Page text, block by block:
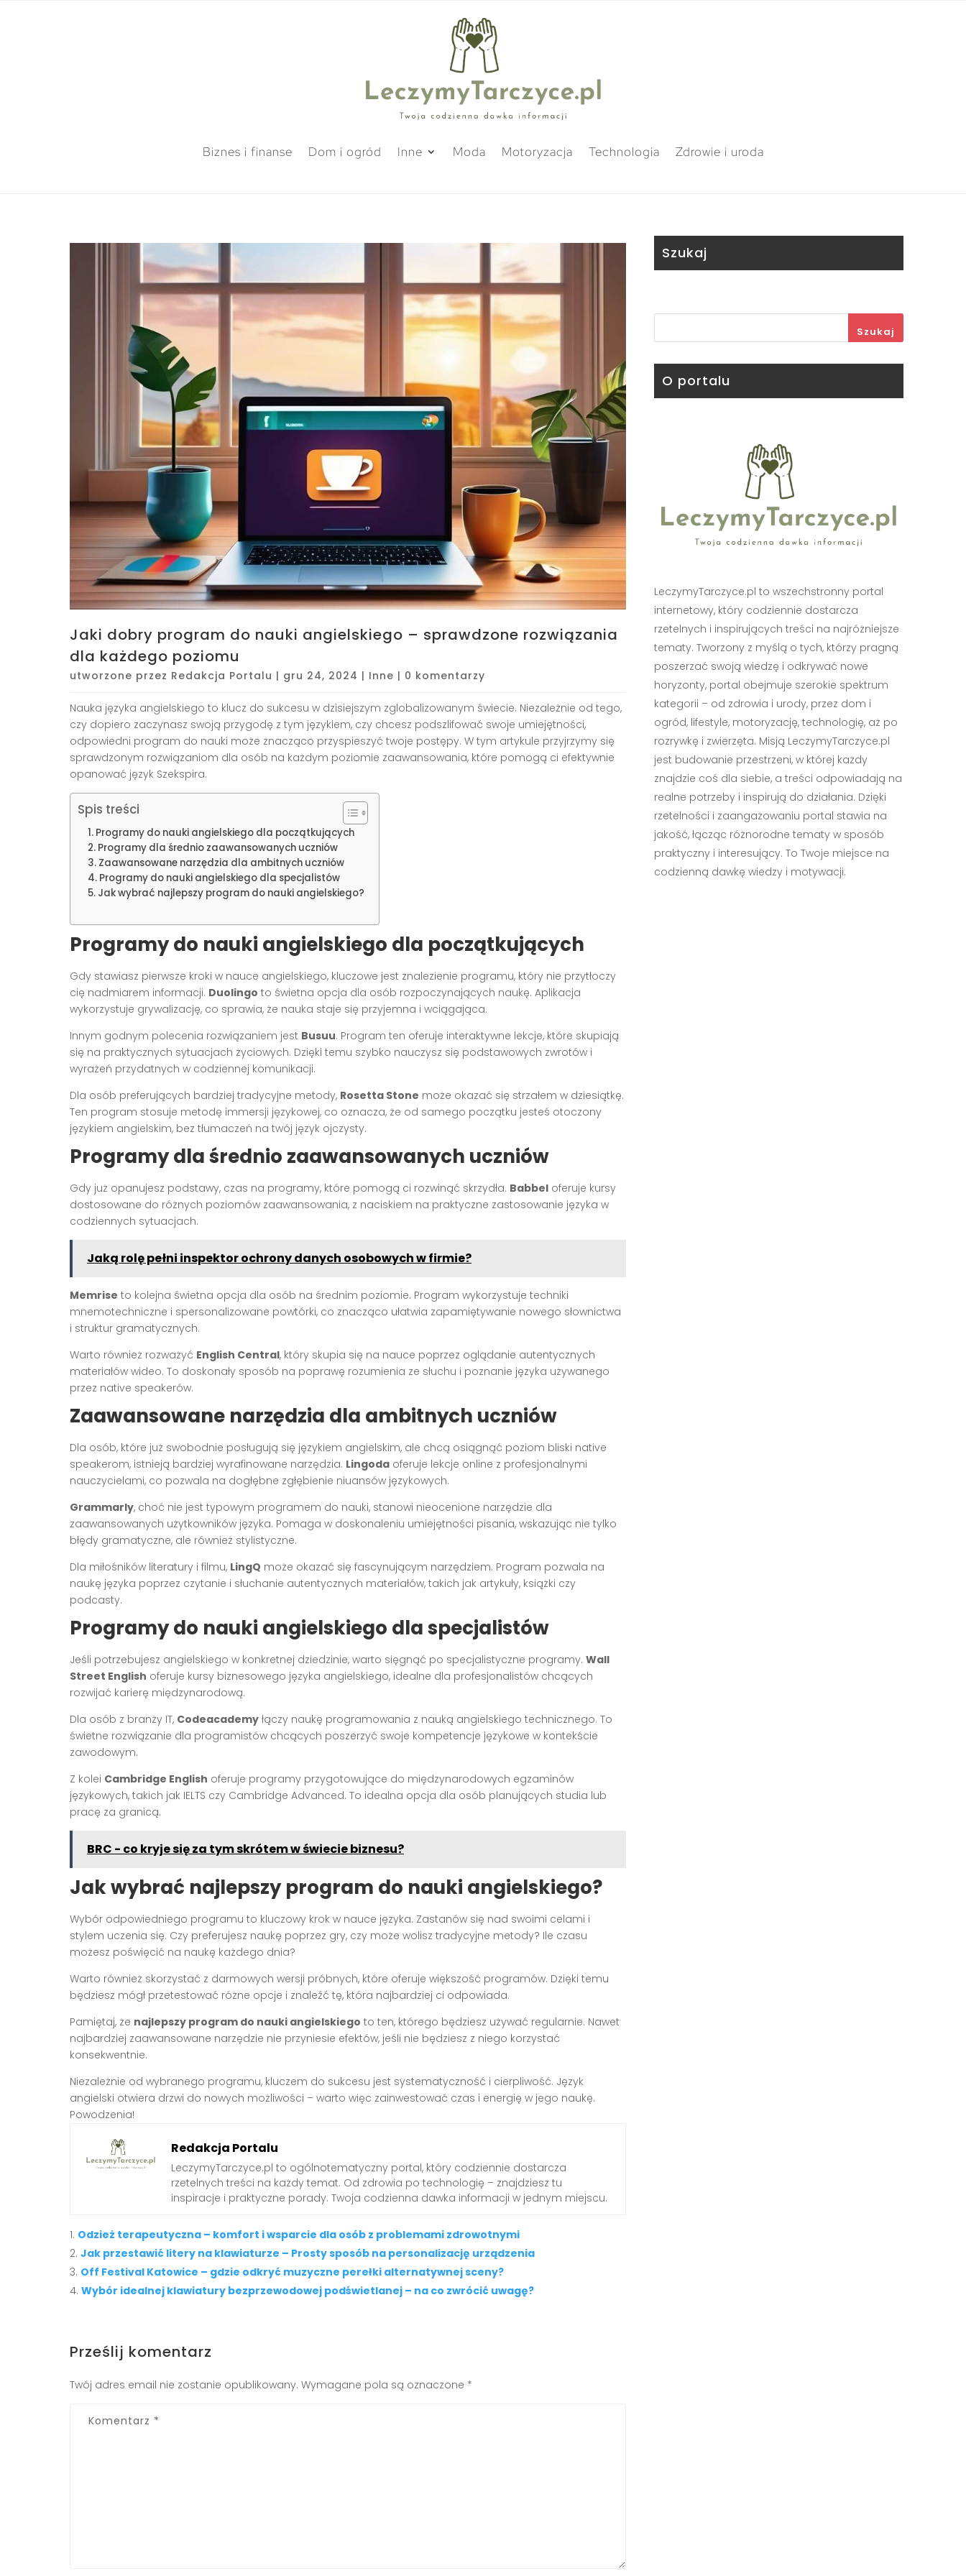
Biznes i finanse Dom i ogród Inne Moda Motoryzacja Technologia Zdrowie i uroda
Jaki dobry program do nauki angielskiego – sprawdzone rozwiązania
dla każdego poziomu
utworzone przez Redakcja Portalu | gru 24, 2024 | Inne | 0 komentarzy
Nauka języka angielskiego to klucz do sukcesu w dzisiejszym zglobalizowanym świecie. Niezależnie od tego,
czy dopiero zaczynasz swoją przygodę z tym językiem, czy chcesz podszlifować swoje umiejętności,
odpowiedni program do nauki może znacząco przyspieszyć twoje postępy. W tym artykule przyjrzymy się
sprawdzonym rozwiązaniom dla osób na każdym poziomie zaawansowania, które pomogą ci efektywnie
opanować język Szekspira.
Spis treści
Programy do nauki angielskiego dla początkujących
Programy dla średnio zaawansowanych uczniów
Zaawansowane narzędzia dla ambitnych uczniów
Programy do nauki angielskiego dla specjalistów
Jak wybrać najlepszy program do nauki angielskiego?
Programy do nauki angielskiego dla początkujących
Gdy stawiasz pierwsze kroki w nauce angielskiego, kluczowe jest znalezienie programu, który nie przytłoczy
cię nadmiarem informacji. Duolingo to świetna opcja dla osób rozpoczynających naukę. Aplikacja
wykorzystuje grywalizację, co sprawia, że nauka staje się przyjemna i wciągająca.
Innym godnym polecenia rozwiązaniem jest Busuu. Program ten oferuje interaktywne lekcje, które skupiają
się na praktycznych sytuacjach życiowych. Dzięki temu szybko nauczysz się podstawowych zwrotów i
wyrażeń przydatnych w codziennej komunikacji.
Dla osób preferujących bardziej tradycyjne metody, Rosetta Stone może okazać się strzałem w dziesiątkę.
Ten program stosuje metodę immersji językowej, co oznacza, że od samego początku jesteś otoczony
językiem angielskim, bez tłumaczeń na twój język ojczysty.
Programy dla średnio zaawansowanych uczniów
Gdy już opanujesz podstawy, czas na programy, które pomogą ci rozwinąć skrzydła. Babbel oferuje kursy
dostosowane do różnych poziomów zaawansowania, z naciskiem na praktyczne zastosowanie języka w
codziennych sytuacjach.
Jaką rolę pełni inspektor ochrony danych osobowych w firmie?
Memrise to kolejna świetna opcja dla osób na średnim poziomie. Program wykorzystuje techniki
mnemotechniczne i spersonalizowane powtórki, co znacząco ułatwia zapamiętywanie nowego słownictwa
i struktur gramatycznych.
Warto również rozważyć English Central, który skupia się na nauce poprzez oglądanie autentycznych
materiałów wideo. To doskonały sposób na poprawę rozumienia ze słuchu i poznanie języka używanego
przez native speakerów.
Zaawansowane narzędzia dla ambitnych uczniów
Dla osób, które już swobodnie posługują się językiem angielskim, ale chcą osiągnąć poziom bliski native
speakerom, istnieją bardziej wyrafinowane narzędzia. Lingoda oferuje lekcje online z profesjonalnymi
nauczycielami, co pozwala na dogłębne zgłębienie niuansów językowych.
Grammarly, choć nie jest typowym programem do nauki, stanowi nieocenione narzędzie dla
zaawansowanych użytkowników języka. Pomaga w doskonaleniu umiejętności pisania, wskazując nie tylko
błędy gramatyczne, ale również stylistyczne.
Dla miłośników literatury i filmu, LingQ może okazać się fascynującym narzędziem. Program pozwala na
naukę języka poprzez czytanie i słuchanie autentycznych materiałów, takich jak artykuły, książki czy
podcasty.
Programy do nauki angielskiego dla specjalistów
Jeśli potrzebujesz angielskiego w konkretnej dziedzinie, warto sięgnąć po specjalistyczne programy. Wall
Street English oferuje kursy biznesowego języka angielskiego, idealne dla profesjonalistów chcących
rozwijać karierę międzynarodową.
Dla osób z branży IT, Codeacademy łączy naukę programowania z nauką angielskiego technicznego. To
świetne rozwiązanie dla programistów chcących poszerzyć swoje kompetencje językowe w kontekście
zawodowym.
Z kolei Cambridge English oferuje programy przygotowujące do międzynarodowych egzaminów
językowych, takich jak IELTS czy Cambridge Advanced. To idealna opcja dla osób planujących studia lub
pracę za granicą.
BRC - co kryje się za tym skrótem w świecie biznesu?
Jak wybrać najlepszy program do nauki angielskiego?
Wybór odpowiedniego programu to kluczowy krok w nauce języka. Zastanów się nad swoimi celami i
stylem uczenia się. Czy preferujesz naukę poprzez gry, czy może wolisz tradycyjne metody? Ile czasu
możesz poświęcić na naukę każdego dnia?
Warto również skorzystać z darmowych wersji próbnych, które oferuje większość programów. Dzięki temu
będziesz mógł przetestować różne opcje i znaleźć tę, która najbardziej ci odpowiada.
Pamiętaj, że najlepszy program do nauki angielskiego to ten, którego będziesz używać regularnie. Nawet
najbardziej zaawansowane narzędzie nie przyniesie efektów, jeśli nie będziesz z niego korzystać
konsekwentnie.
Niezależnie od wybranego programu, kluczem do sukcesu jest systematyczność i cierpliwość. Język
angielski otwiera drzwi do nowych możliwości – warto więc zainwestować czas i energię w jego naukę.
Powodzenia!
Redakcja Portalu
LeczymyTarczyce.pl to ogólnotematyczny portal, który codziennie dostarcza
rzetelnych treści na każdy temat. Od zdrowia po technologię – znajdziesz tu
inspiracje i praktyczne porady. Twoja codzienna dawka informacji w jednym miejscu.
Odzież terapeutyczna – komfort i wsparcie dla osób z problemami zdrowotnymi
Jak przestawić litery na klawiaturze – Prosty sposób na personalizację urządzenia
Off Festival Katowice – gdzie odkryć muzyczne perełki alternatywnej sceny?
Wybór idealnej klawiatury bezprzewodowej podświetlanej – na co zwrócić uwagę?
Prześlij komentarz
Twój adres email nie zostanie opublikowany. Wymagane pola są oznaczone *
Szukaj
Szukaj
O portalu
LeczymyTarczyce.pl to wszechstronny portal
internetowy, który codziennie dostarcza
rzetelnych i inspirujących treści na najróżniejsze
tematy. Tworzony z myślą o tych, którzy pragną
poszerzać swoją wiedzę i odkrywać nowe
horyzonty, portal obejmuje szerokie spektrum
kategorii – od zdrowia i urody, przez dom i
ogród, lifestyle, motoryzację, technologię, aż po
rozrywkę i zwierzęta. Misją LeczymyTarczyce.pl
jest budowanie przestrzeni, w której każdy
znajdzie coś dla siebie, a treści odpowiadają na
realne potrzeby i inspirują do działania. Dzięki
rzetelności i zaangażowaniu portal stawia na
jakość, łącząc różnorodne tematy w sposób
praktyczny i interesujący. To Twoje miejsce na
codzienną dawkę wiedzy i motywacji.